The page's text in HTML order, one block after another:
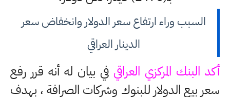
السبب وراء ارتفاع سعر الدولار وانخفاض سعر
الدينار العراقي
أكد البنك المركزي العراقي في بيان له أنه قرر رفع
سعر بيع الدولار للبنوك وشركات الصرافة ، بهدف